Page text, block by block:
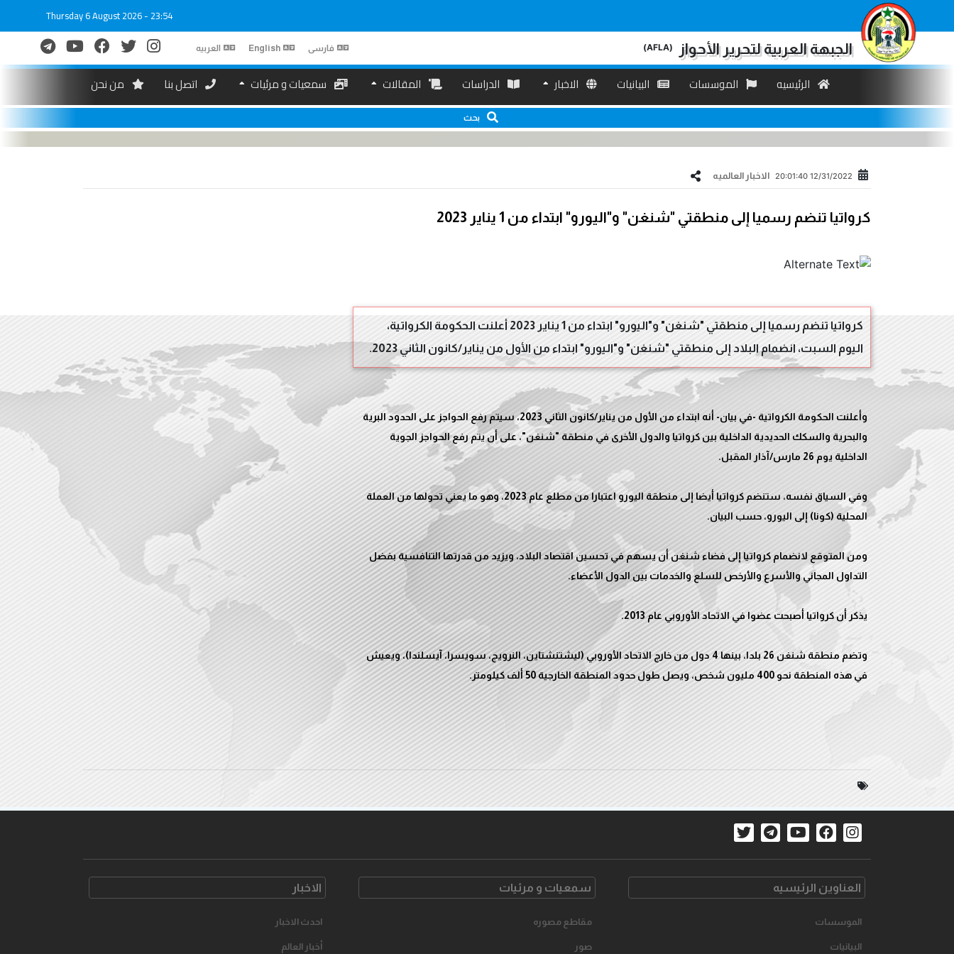
الجبهة العربية لتحرير الأحواز (AFLA) فارسی English العربیه
Thursday 6 August 2026 - 23:54
الرئیسیه الموسسات البیانیات الاخبار الدراسات المقالات سمعیات و مرئیات اتصل بنا من نحن
بحث
12/31/2022 20:01:40 الاخبار العالمیه
كرواتيا تنضم رسميا إلى منطقتي "شنغن" و"اليورو" ابتداء من 1 يناير 2023
كرواتيا تنضم رسميا إلى منطقتي "شنغن" و"اليورو" ابتداء من 1 يناير 2023 أعلنت الحكومة الكرواتية،
اليوم السبت، انضمام البلاد إلى منطقتي "شنغن" و"اليورو" ابتداء من الأول من يناير/كانون الثاني 2023.
وأعلنت الحكومة الكرواتية -في بيان- أنه ابتداء من الأول من يناير/كانون الثاني 2023، سيتم رفع الحواجز على الحدود البرية
والبحرية والسكك الحديدية الداخلية بين كرواتيا والدول الأخرى في منطقة "شنغن"، على أن يتم رفع الحواجز الجوية
وفي السياق نفسه، ستنضم كرواتيا أيضا إلى منطقة اليورو اعتبارا من مطلع عام 2023، وهو ما يعني تحولها من العملة
ومن المتوقع لانضمام كرواتيا إلى فضاء شنغن أن يسهم في تحسين اقتصاد البلاد، ويزيد من قدرتها التنافسية بفضل
وتضم منطقة شنغن 26 بلدا، بينها 4 دول من خارج الاتحاد الأوروبي (ليشتنشتاين، النرويج، سويسرا، آيسلندا)، ويعيش
في هذه المنطقة نحو 400 مليون شخص، ويصل طول حدود المنطقة الخارجية 50 ألف كيلومتر.
العناوین الرئیسیه
الموسسات
البیانیات
سمعیات و مرئیات
مقاطع مصوره
صور
الاخبار
احدث الاخبار
أخبار العالم